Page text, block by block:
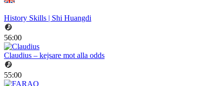
History Skills | Shi Huangdi
56:00
Claudius – kejsare mot alla odds
55:00